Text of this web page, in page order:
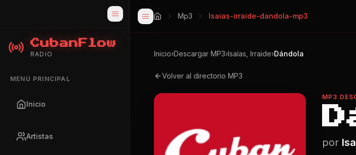
CubanFlow
RADIO
MENÚ PRINCIPAL
Inicio
Artistas
Mp3 Isaias-irraide-dandola-mp3
Inicio›Descargar MP3›Isaías, Irraide›Dándola
Volver al directorio MP3
MP3
por